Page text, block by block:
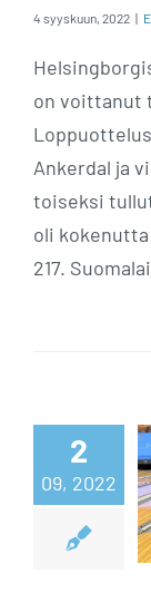
4 syyskuun, 2022 |
on voittanut
Ankerdal ja
toiseksi
oli
217.
2
09, 2022